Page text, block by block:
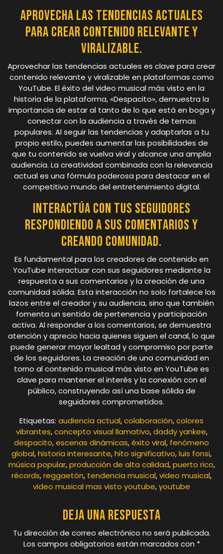
Aprovecha las tendencias actuales
para crear contenido relevante y
viralizable.
Aprovechar las tendencias actuales es clave para crear
contenido relevante y viralizable en plataformas como
YouTube. El éxito del video musical más visto en la
historia de la plataforma, «Despacito», demuestra la
importancia de estar al tanto de lo que está en boga y
conectar con la audiencia a través de temas
populares. Al seguir las tendencias y adaptarlas a tu
propio estilo, puedes aumentar las posibilidades de
que tu contenido se vuelva viral y alcance una amplia
audiencia. La creatividad combinada con la relevancia
actual es una fórmula poderosa para destacar en el
competitivo mundo del entretenimiento digital.
Interactúa con tus seguidores
respondiendo a sus comentarios y
creando comunidad.
Es fundamental para los creadores de contenido en
YouTube interactuar con sus seguidores mediante la
respuesta a sus comentarios y la creación de una
comunidad sólida. Esta interacción no solo fortalece los
lazos entre el creador y su audiencia, sino que también
fomenta un sentido de pertenencia y participación
activa. Al responder a los comentarios, se demuestra
atención y aprecio hacia quienes siguen el canal, lo que
puede generar mayor lealtad y compromiso por parte
de los seguidores. La creación de una comunidad en
torno al contenido musical más visto en YouTube es
clave para mantener el interés y la conexión con el
público, construyendo así una base sólida de
seguidores comprometidos.
Etiquetas: audiencia actual,colaboración,colores
vibrantes,concepto visual llamativo,daddy yankee,
despacito,escenas dinámicas,éxito viral, fenómeno
global,historia interesante,hito significativo,luis fonsi,
música popular,producción de alta calidad,puerto rico,
récords,reggaetón, tendencia musical,video musical,
video musical mas visto youtube,youtube
Deja una respuesta
Tu dirección de correo electrónico no será publicada.
Los campos obligatorios están marcados con *